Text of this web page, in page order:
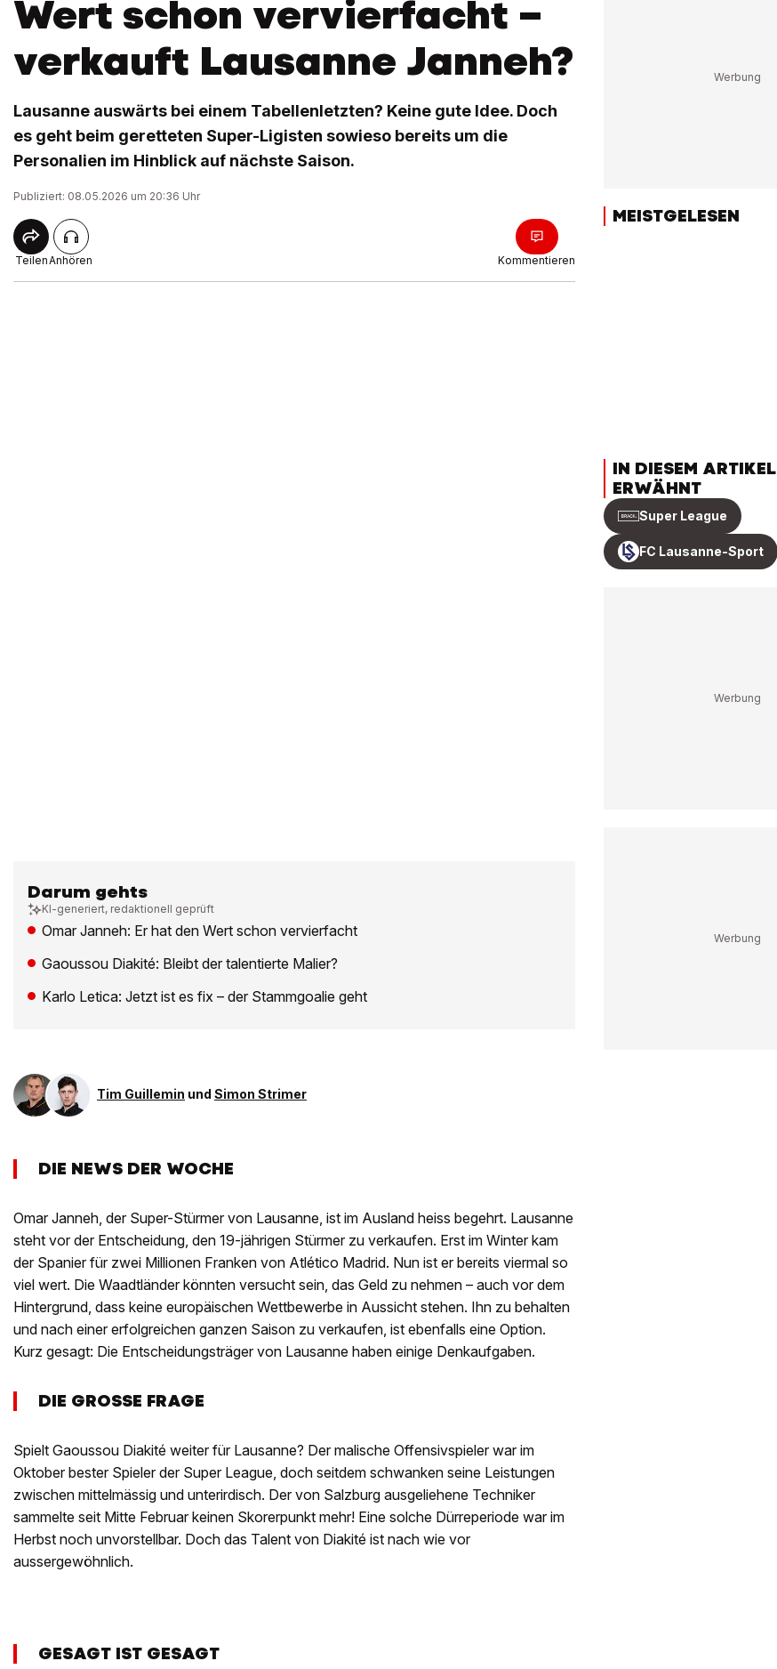
Wert schon vervierfacht –
verkauft Lausanne Janneh?
Lausanne auswärts bei einem Tabellenletzten? Keine gute Idee. Doch
es geht beim geretteten Super-Ligisten sowieso bereits um die
Personalien im Hinblick auf nächste Saison.
Publiziert: 08.05.2026 um 20:36 Uhr
TeilenAnhören Kommentieren
Darum gehts
KI-generiert, redaktionell geprüft
Omar Janneh: Er hat den Wert schon vervierfacht
Gaoussou Diakité: Bleibt der talentierte Malier?
Karlo Letica: Jetzt ist es fix – der Stammgoalie geht
Tim Guillemin und Simon Strimer
DIE NEWS DER WOCHE
Omar Janneh, der Super-Stürmer von Lausanne, ist im Ausland heiss begehrt. Lausanne
steht vor der Entscheidung, den 19-jährigen Stürmer zu verkaufen. Erst im Winter kam
der Spanier für zwei Millionen Franken von Atlético Madrid. Nun ist er bereits viermal so
viel wert. Die Waadtländer könnten versucht sein, das Geld zu nehmen – auch vor dem
Hintergrund, dass keine europäischen Wettbewerbe in Aussicht stehen. Ihn zu behalten
und nach einer erfolgreichen ganzen Saison zu verkaufen, ist ebenfalls eine Option.
Kurz gesagt: Die Entscheidungsträger von Lausanne haben einige Denkaufgaben.
DIE GROSSE FRAGE
Spielt Gaoussou Diakité weiter für Lausanne? Der malische Offensivspieler war im
Oktober bester Spieler der Super League, doch seitdem schwanken seine Leistungen
zwischen mittelmässig und unterirdisch. Der von Salzburg ausgeliehene Techniker
sammelte seit Mitte Februar keinen Skorerpunkt mehr! Eine solche Dürreperiode war im
Herbst noch unvorstellbar. Doch das Talent von Diakité ist nach wie vor
aussergewöhnlich.
GESAGT IST GESAGT
MEISTGELESEN
IN DIESEM ARTIKEL
ERWÄHNT
Super League
FC Lausanne-Sport